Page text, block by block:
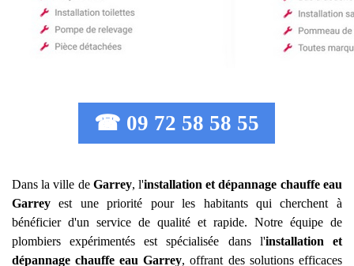
☎ 09 72 58 58 55
Dans la ville de Garrey, l'installation et dépannage chauffe eau
Garrey est une priorité pour les habitants qui cherchent à
bénéficier d'un service de qualité et rapide. Notre équipe de
plombiers expérimentés est spécialisée dans l'installation et
dépannage chauffe eau Garrey, offrant des solutions efficaces